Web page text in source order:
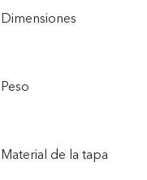
Dimensiones
Peso
Material de la tapa